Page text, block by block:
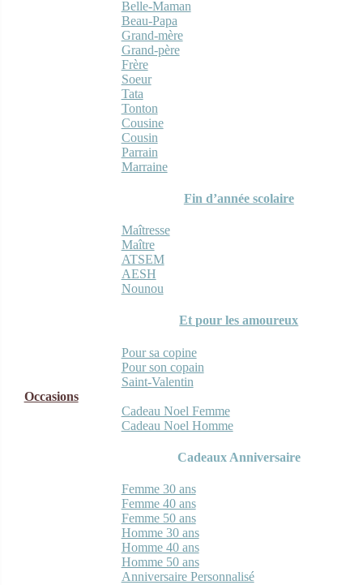
Belle-Maman
Beau-Papa
Grand-mère
Grand-père
Frère
Soeur
Tata
Tonton
Cousine
Cousin
Parrain
Marraine
Fin d’année scolaire
Maîtresse
Maître
ATSEM
AESH
Nounou
Et pour les amoureux
Pour sa copine
Pour son copain
Saint-Valentin
Occasions
Cadeau Noel Femme
Cadeau Noel Homme
Cadeaux Anniversaire
Femme 30 ans
Femme 40 ans
Femme 50 ans
Homme 30 ans
Homme 40 ans
Homme 50 ans
Anniversaire Personnalisé